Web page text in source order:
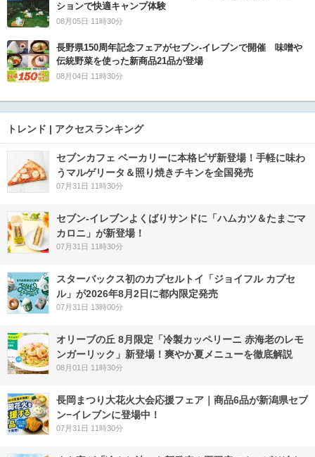
ションで快適キャンプ体験
08月05日 11時30分
長野県150周年記念フェアがセブン-イレブンで開催 味噌や
伝統野菜を使った新商品21品が登場
08月04日 11時30分
トレンド | アクセスランキング
セブンカフェ ベーカリーに本格ピザ新登場！手軽に味わ
うマルゲリータ＆照り焼きチキンを全国発売
07月31日 11時30分
セブン‐イレブンよくばりサンドに「ハムカツ＆たまごマ
カロニ」が新登場！
07月31日 11時30分
スターバックス初のカプセルトイ「ジョイフル カプセ
ル」が2026年8月2日に都内限定発売
07月31日 13時00分
オリーブの丘 8月限定「冷製カッペリーニ 赤海老のレモ
ンガーリック」新登場！爽やか夏メニューを徹底解説
08月01日 11時30分
長岡まつり大花火大会応援フェア｜商品6品が新潟県セブ
ン−イレブンに登場中！
07月31日 11時30分